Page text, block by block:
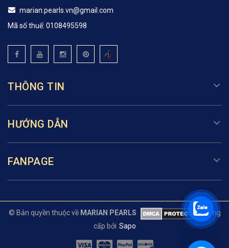
marian.pearls.vn@gmail.com
Mã số thuế: 0108495598
THÔNG TIN
HƯỚNG DẪN
FANPAGE
© Bản quyền thuộc về MARIAN PEARLS
Cung
cấp bởi Sapo